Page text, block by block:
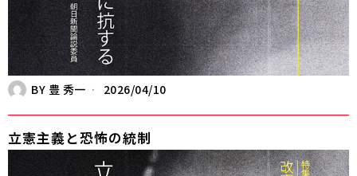
BY 豊 秀一 2026/04/10
立憲主義と恐怖の統制